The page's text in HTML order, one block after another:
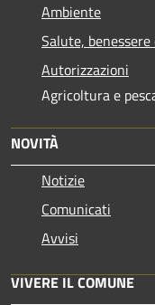
Ambiente
Salute,
Autorizzazioni
Agricoltura e
NOVITÀ
Notizie
Comunicati
Avvisi
VIVERE IL COMUNE